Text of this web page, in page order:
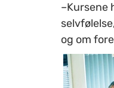
–Kursene
og om